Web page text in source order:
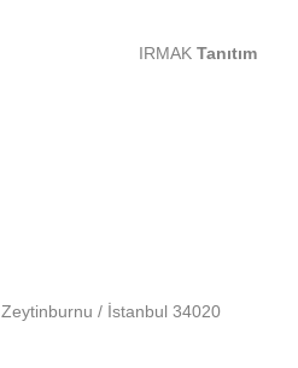
IRMAK Tanıtım
/ İstanbul 34020